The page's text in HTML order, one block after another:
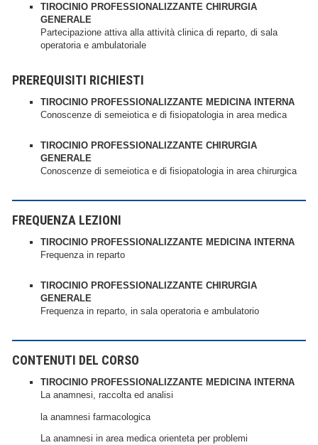
TIROCINIO PROFESSIONALIZZANTE CHIRURGIA
GENERALE
Partecipazione attiva alla attività clinica di reparto, di sala
operatoria e ambulatoriale
PREREQUISITI RICHIESTI
TIROCINIO PROFESSIONALIZZANTE MEDICINA INTERNA
Conoscenze di semeiotica e di fisiopatologia in area medica
TIROCINIO PROFESSIONALIZZANTE CHIRURGIA
GENERALE
Conoscenze di semeiotica e di fisiopatologia in area chirurgica
FREQUENZA LEZIONI
TIROCINIO PROFESSIONALIZZANTE MEDICINA INTERNA
Frequenza in reparto
TIROCINIO PROFESSIONALIZZANTE CHIRURGIA
GENERALE
Frequenza in reparto, in sala operatoria e ambulatorio
CONTENUTI DEL CORSO
TIROCINIO PROFESSIONALIZZANTE MEDICINA INTERNA
La anamnesi, raccolta ed analisi
la anamnesi farmacologica
La anamnesi in area medica orienteta per problemi